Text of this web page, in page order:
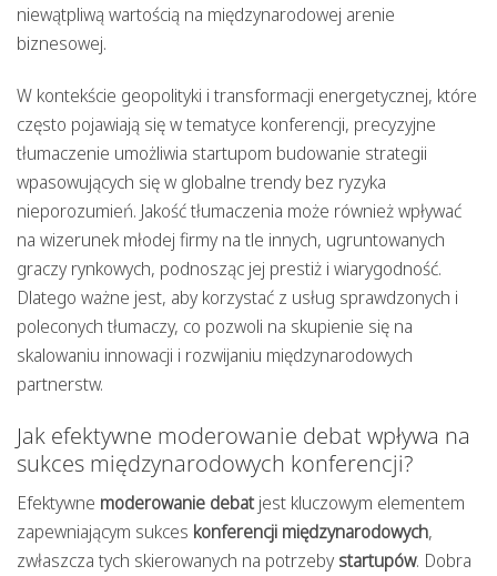
niewątpliwą wartością na międzynarodowej arenie
biznesowej.
W kontekście geopolityki i transformacji energetycznej, które
często pojawiają się w tematyce konferencji, precyzyjne
tłumaczenie umożliwia startupom budowanie strategii
wpasowujących się w globalne trendy bez ryzyka
nieporozumień. Jakość tłumaczenia może również wpływać
na wizerunek młodej firmy na tle innych, ugruntowanych
graczy rynkowych, podnosząc jej prestiż i wiarygodność.
Dlatego ważne jest, aby korzystać z usług sprawdzonych i
poleconych tłumaczy, co pozwoli na skupienie się na
skalowaniu innowacji i rozwijaniu międzynarodowych
partnerstw.
Jak efektywne moderowanie debat wpływa na
sukces międzynarodowych konferencji?
Efektywne moderowanie debatjest kluczowym elementem
zapewniającym sukces konferencji międzynarodowych,
zwłaszcza tych skierowanych na potrzeby startupów. Dobra